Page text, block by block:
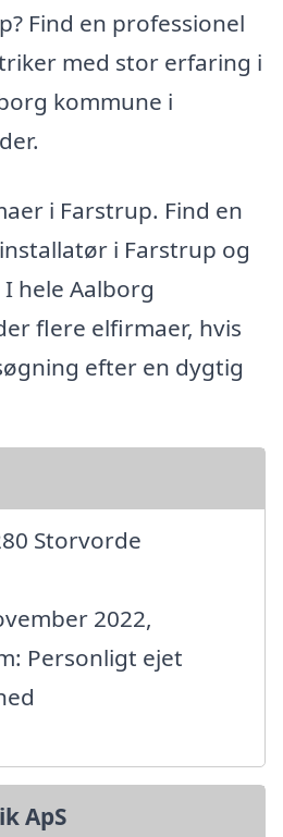
Find en professionel
med stor erfaring i
kommune i
i Farstrup. Find en
i Farstrup og
hele Aalborg
flere elfirmaer, hvis
efter en dygtig
Storvorde
2022,
Personligt ejet
ApS